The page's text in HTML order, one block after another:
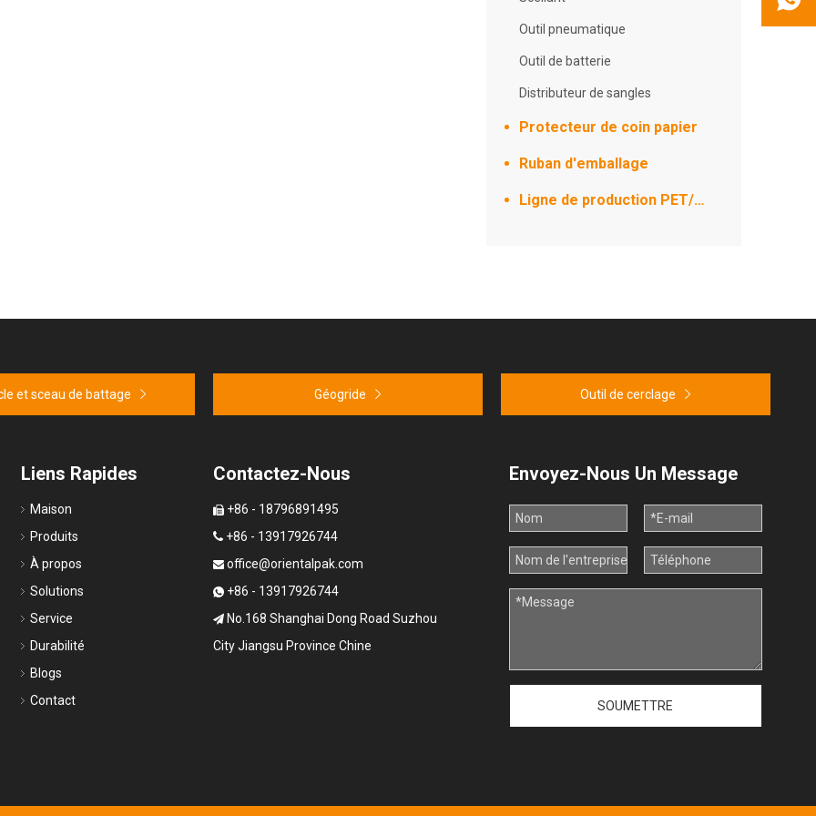
Outil pneumatique
Outil de batterie
Distributeur de sangles
Protecteur de coin papier
Ruban d'emballage
Ligne de production PET/PP
et sceau de battage Géogride Outil de cerclage
Liens Rapides
Maison
Produits
À propos
Solutions
Service
Durabilité
Blogs
Contact
Contactez-Nous
+86 - 18796891495
+86 - 13917926744
 office@orientalpak.com
 +86 - 13917926744
No.168 Shanghai Dong Road Suzhou
City Jiangsu Province Chine
Envoyez-Nous Un Message
SOUMETTRE